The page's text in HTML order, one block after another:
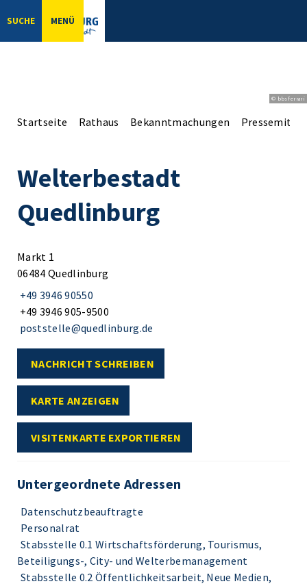
SUCHE MENÜ
© bbsferrari
Startseite Rathaus Bekanntmachungen
Welterbestadt
Quedlinburg
Markt 1
06484 Quedlinburg
+49 3946 90550
+49 3946 905-9500
poststelle@quedlinburg.de
NACHRICHT SCHREIBEN
KARTE ANZEIGEN
VISITENKARTE EXPORTIEREN
Untergeordnete Adressen
Datenschutzbeauftragte
Personalrat
Stabsstelle 0.1 Wirtschaftsförderung, Tourismus,
Beteiligungs-, City- und Welterbemanagement
Stabsstelle 0.2 Öffentlichkeitsarbeit, Neue Medien,